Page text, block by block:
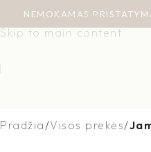
Skip to navigation
Skip to main content
NEMOKAMAS
Pradžia Visos prekės